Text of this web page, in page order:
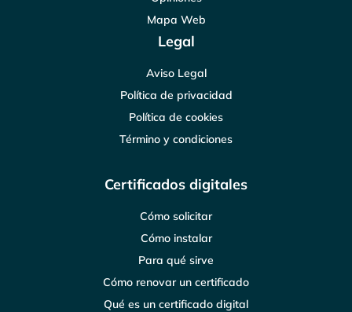
Mapa Web
Legal
Aviso Legal
Política de privacidad
Política de cookies
Término y condiciones
Certificados digitales
Cómo solicitar
Cómo instalar
Para qué sirve
Cómo renovar un certificado
Qué es un certificado digital